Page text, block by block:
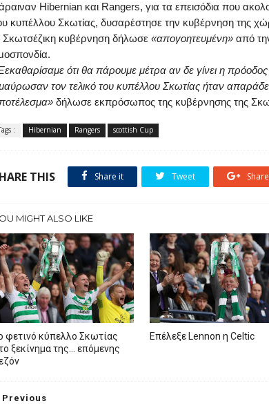
Hibernian και Rangers, για τα επεισόδια που
κυπέλλου Σκωτίας, δυσαρέστησε την κυβέρνηση της
κυβέρνηση δήλωσε «απογοητευμένη» από
ότι θα πάρουμε μέτρα αν δε γίνει η
τον τελικό του κυπέλλου Σκωτίας ήταν
δήλωσε εκπρόσωπος της κυβέρνησης της
: Hibernian Rangers scottish Cup
THIS Share it Tweet
MIGHT ALSO LIKE
φετινό κύπελλο Σκωτίας
ξεκίνημα της… επόμενης
Επέλεξε Lennon η Celtic
Previous